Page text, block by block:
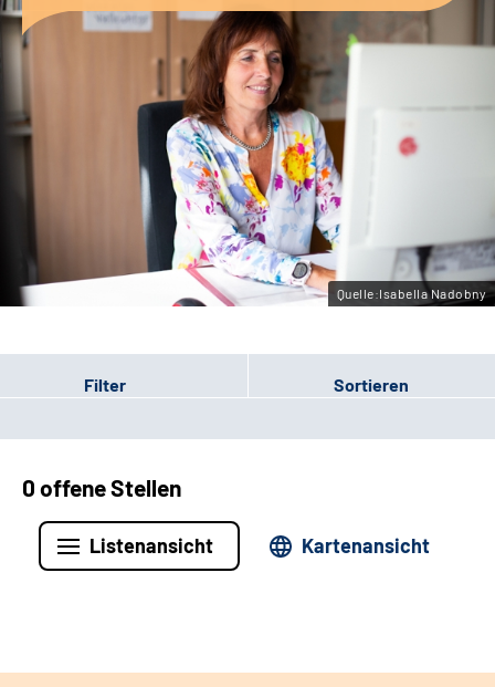
Karriere
Sozialdienste & Zuweisende
Leichte Sprache
Gebärdensprache
Quelle:Isabella Nadobny
Filter Sortieren
0 offene Stellen
Listenansicht Kartenansicht